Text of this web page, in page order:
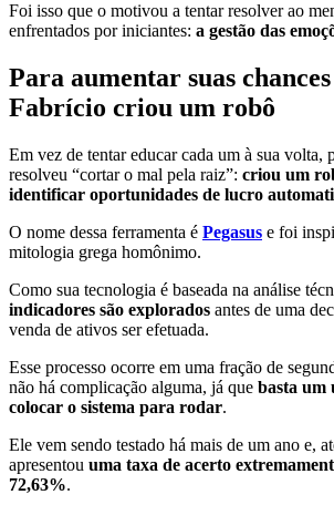
Foi isso que o motivou a tentar resolver ao
enfrentados por iniciantes: a gestão das
Para aumentar suas
Fabrício criou um robô
Em vez de tentar educar cada um à sua volta,
resolveu “cortar o mal pela raiz”: criou um
identificar oportunidades de lucro
O nome dessa ferramenta é Pegasus e foi
mitologia grega homônimo.
Como sua tecnologia é baseada na análise
indicadores são explorados antes de uma
venda de ativos ser efetuada.
Esse processo ocorre em uma fração de
não há complicação alguma, já que basta um
colocar o sistema para rodar.
Ele vem sendo testado há mais de um ano e,
apresentou uma taxa de acerto
72,63%.